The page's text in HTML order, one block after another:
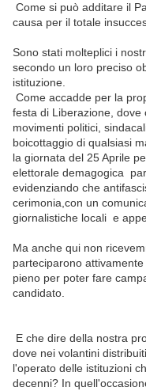
Come si può additare il
causa per il totale
Sono stati molteplici i
secondo un loro preciso
istituzione.
Come accadde per la
festa di Liberazione,
movimenti politici,
boicottaggio di qualsiasi
la giornata del 25 Aprile
elettorale demagogica
evidenziando che
cerimonia,con un
giornalistiche locali e
Ma anche qui non
parteciparono
pieno per poter fare
E che dire della nostra
dove nei volantini
l'operato delle istituzioni
decenni? In